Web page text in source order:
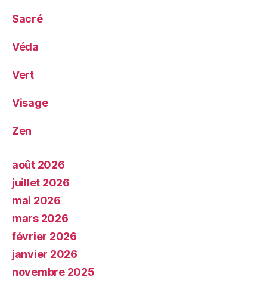
Sacré
Véda
Vert
Visage
Zen
août 2026
juillet 2026
mai 2026
mars 2026
février 2026
janvier 2026
novembre 2025